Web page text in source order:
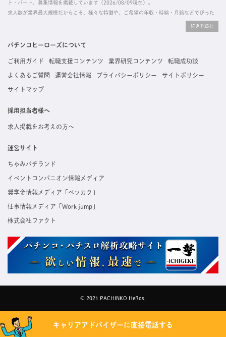
ト・パート、募集情報を掲載しています（2026/08/09現在）。
求人数が業界最大規模だからこそ、様々な特徴や、ご希望の年収・時給・月給などでぴった
掲載している求人は、すべて契約法人様から寄せられた正規の求人情報です。応募いただい
た内容はすぐに直接事業所に届くためスムーズに転職・復職できます。
パチンコヒーローズについて
ご利用ガイド 転職支援コンテンツ 業界研究コンテンツ 転職成功談
よくあるご質問 運営会社情報 プライバシーポリシー サイトポリシー
サイトマップ
採用担当者様へ
求人掲載をお考えの方へ
運営サイト
ちゃみパチランド
イベントコンパニオン情報メディア
奨学金情報メディア「ベッカク」
仕事情報メディア「Work jump」
株式会社ファクト
© 2021 PACHINKO HeRos.
キャリアアドバイザーに直接電話する